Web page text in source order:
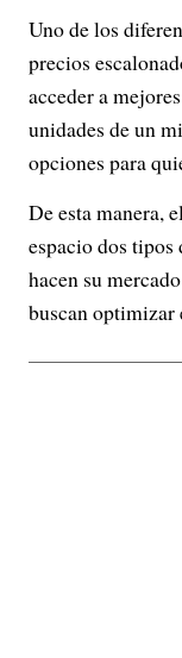
Uno de los
precios
acceder a
unidades de un
opciones para
De esta manera,
espacio dos
hacen su
buscan optimizar